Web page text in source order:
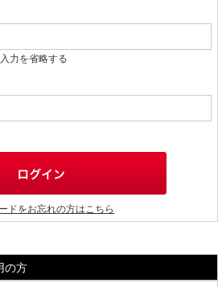
力を省略する
ドをお忘れの方はこちら
の方